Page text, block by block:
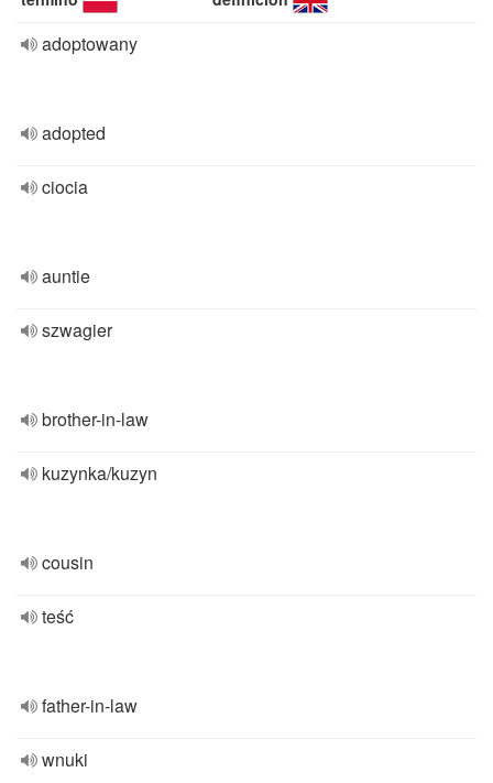
adoptowany
adopted
ciocia
auntie
szwagier
brother-in-law
kuzynka/kuzyn
cousin
teść
father-in-law
wnuki